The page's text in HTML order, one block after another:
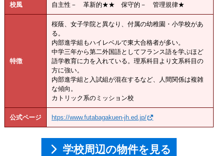
校風 自主性－ 革新的★★ 保守的－ 管理規律★
特徴
桜蔭、女子学院と異なり、付属の幼稚園・小学校があ
る。
内部進学組もハイレベルで東大合格者が多い。
中学三年から第二外国語としてフランス語を学ぶほど
語学教育に力を入れている。理系科目より文系科目の
方に強い。
内部進学組と入試組が混在するなど、人間関係は複雑
な傾向。
カトリック系のミッション校
公式ページ htps://www.futabagakuen-jh.ed.jp/
学校周辺の物件を見る